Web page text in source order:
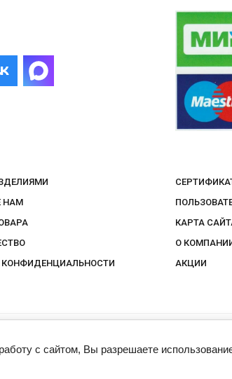
НАМ
КАРТА
О
КОНФИДЕНЦИАЛЬНОСТИ АКЦИИ
с сайтом, Вы разрешаете